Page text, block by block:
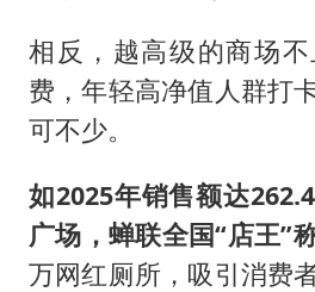
相反，越高级的商场
费，年轻高净值人群打
可不少。
如2025年销售额达
广场，蝉联全国“店王”
万网红厕所，吸引消费